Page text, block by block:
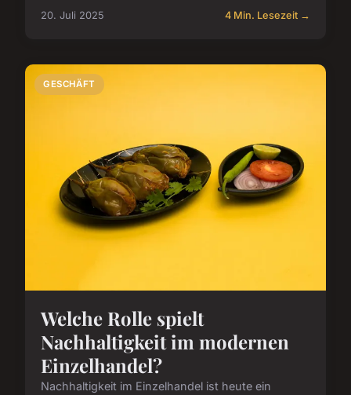
20. Juli 2025 4 Min. Lesezeit →
GESCHÄFT
Welche Rolle spielt
Nachhaltigkeit im modernen
Einzelhandel?
Nachhaltigkeit im Einzelhandel ist heute ein